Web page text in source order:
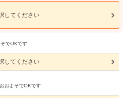
してください
でOKです
してください
およそでOKです